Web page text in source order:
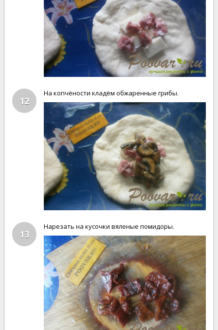
12
На копчёности кладём обжаренные грибы.
13
Нарезать на кусочки вяленые помидоры.